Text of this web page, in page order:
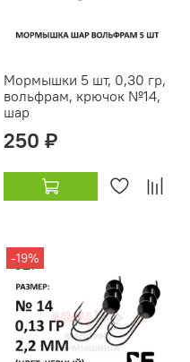
Мормышки 5 шт, 0,30 гр,
вольфрам, крючок №14,
шар
250 ₽
-19%